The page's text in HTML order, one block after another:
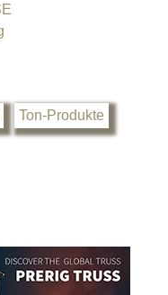
Ton-Produkte